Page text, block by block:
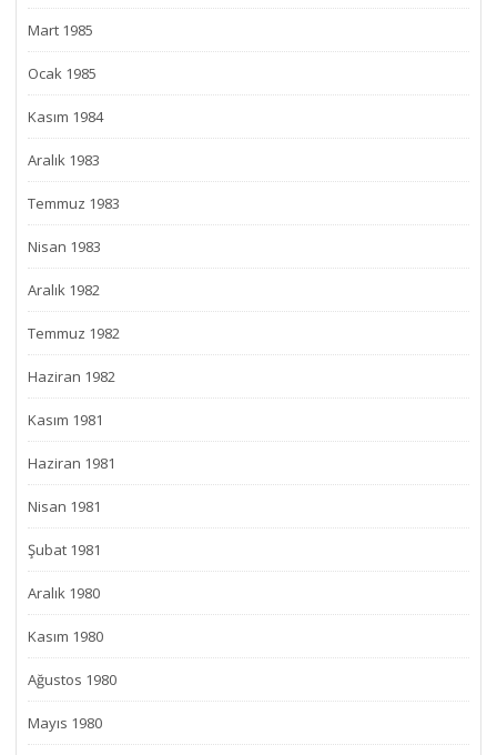
Mart 1985
Ocak 1985
Kasım 1984
Aralık 1983
Temmuz 1983
Nisan 1983
Aralık 1982
Temmuz 1982
Haziran 1982
Kasım 1981
Haziran 1981
Nisan 1981
Şubat 1981
Aralık 1980
Kasım 1980
Ağustos 1980
Mayıs 1980